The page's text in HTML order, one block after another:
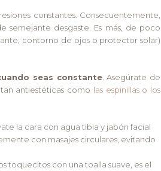
constantes. Consecuentemente,
semejante desgaste. Es más, de poco
contorno de ojos o protector solar)
seas constante. Asegúrate de
antiestéticas como las espinillas o los
la cara con agua tibia y jabón facial
con masajes circulares, evitando
toquecitos con una toalla suave, es el